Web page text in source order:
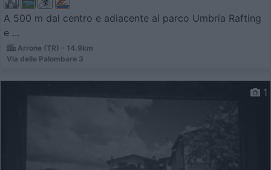
A 500 m dal centro e adiacente al parco Umbria Rafting
e ...
Arrone (TR) - 14.9km
Via delle Palombare 3
1